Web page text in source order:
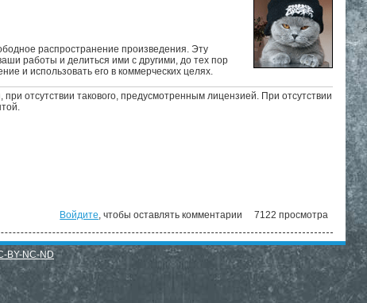
распространение произведения. Эту
работы и делиться ими с другими, до тех пор
и использовать его в коммерческих целях.
отсутствии такового, предусмотренным лицензией. При отсутствии
Войдите, чтобы оставлять комментарии 7122 просмотра
BY-NC-ND